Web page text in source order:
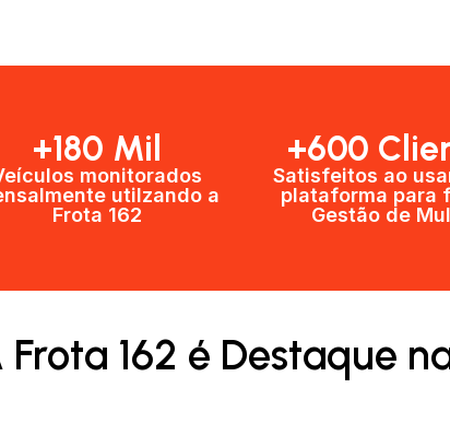
+180 Mil
monitorados
utilzando a
Frota 162
+600
Satisfeitos ao
plataforma para
Gestão de
Frota 162 é Destaque